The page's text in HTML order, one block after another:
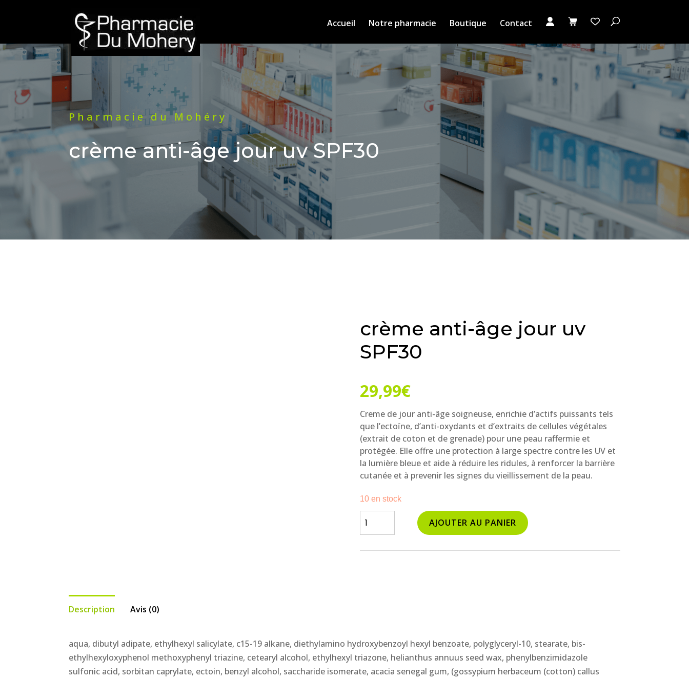
Accueil Notre pharmacie Boutique Contact
Pharmacie du Mohéry
crème anti-âge jour uv SPF30
DES QUESTIONS ? CONTACTEZ-NOUS !
crème anti-âge jour uv
SPF30
29,99€
Creme de jour anti-âge soigneuse, enrichie d’actifs puissants tels
que l’ectoïne, d’anti-oxydants et d’extraits de cellules végétales
(extrait de coton et de grenade) pour une peau raffermie et
protégée. Elle offre une protection à large spectre contre les UV et
la lumière bleue et aide à réduire les ridules, à renforcer la barrière
cutanée et à prevenir les signes du vieillissement de la peau.
10 en stock
AJOUTER AU PANIER
Description Avis (0)
aqua, dibutyl adipate, ethylhexyl salicylate, c15-19 alkane, diethylamino hydroxybenzoyl hexyl benzoate, polyglyceryl-10, stearate, bis-
ethylhexyloxyphenol methoxyphenyl triazine, cetearyl alcohol, ethylhexyl triazone, helianthus annuus seed wax, phenylbenzimidazole
sulfonic acid, sorbitan caprylate, ectoin, benzyl alcohol, saccharide isomerate, acacia senegal gum, (gossypium herbaceum (cotton) callus